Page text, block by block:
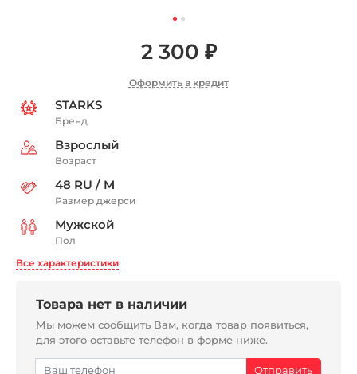
2 300 ₽
Оформить в кредит
STARKS
Бренд
Взрослый
Возраст
48 RU / M
Размер джерси
Мужской
Пол
Все характеристики
Товара нет в наличии
Мы можем сообщить Вам, когда товар появиться,
для этого оставьте телефон в форме ниже.